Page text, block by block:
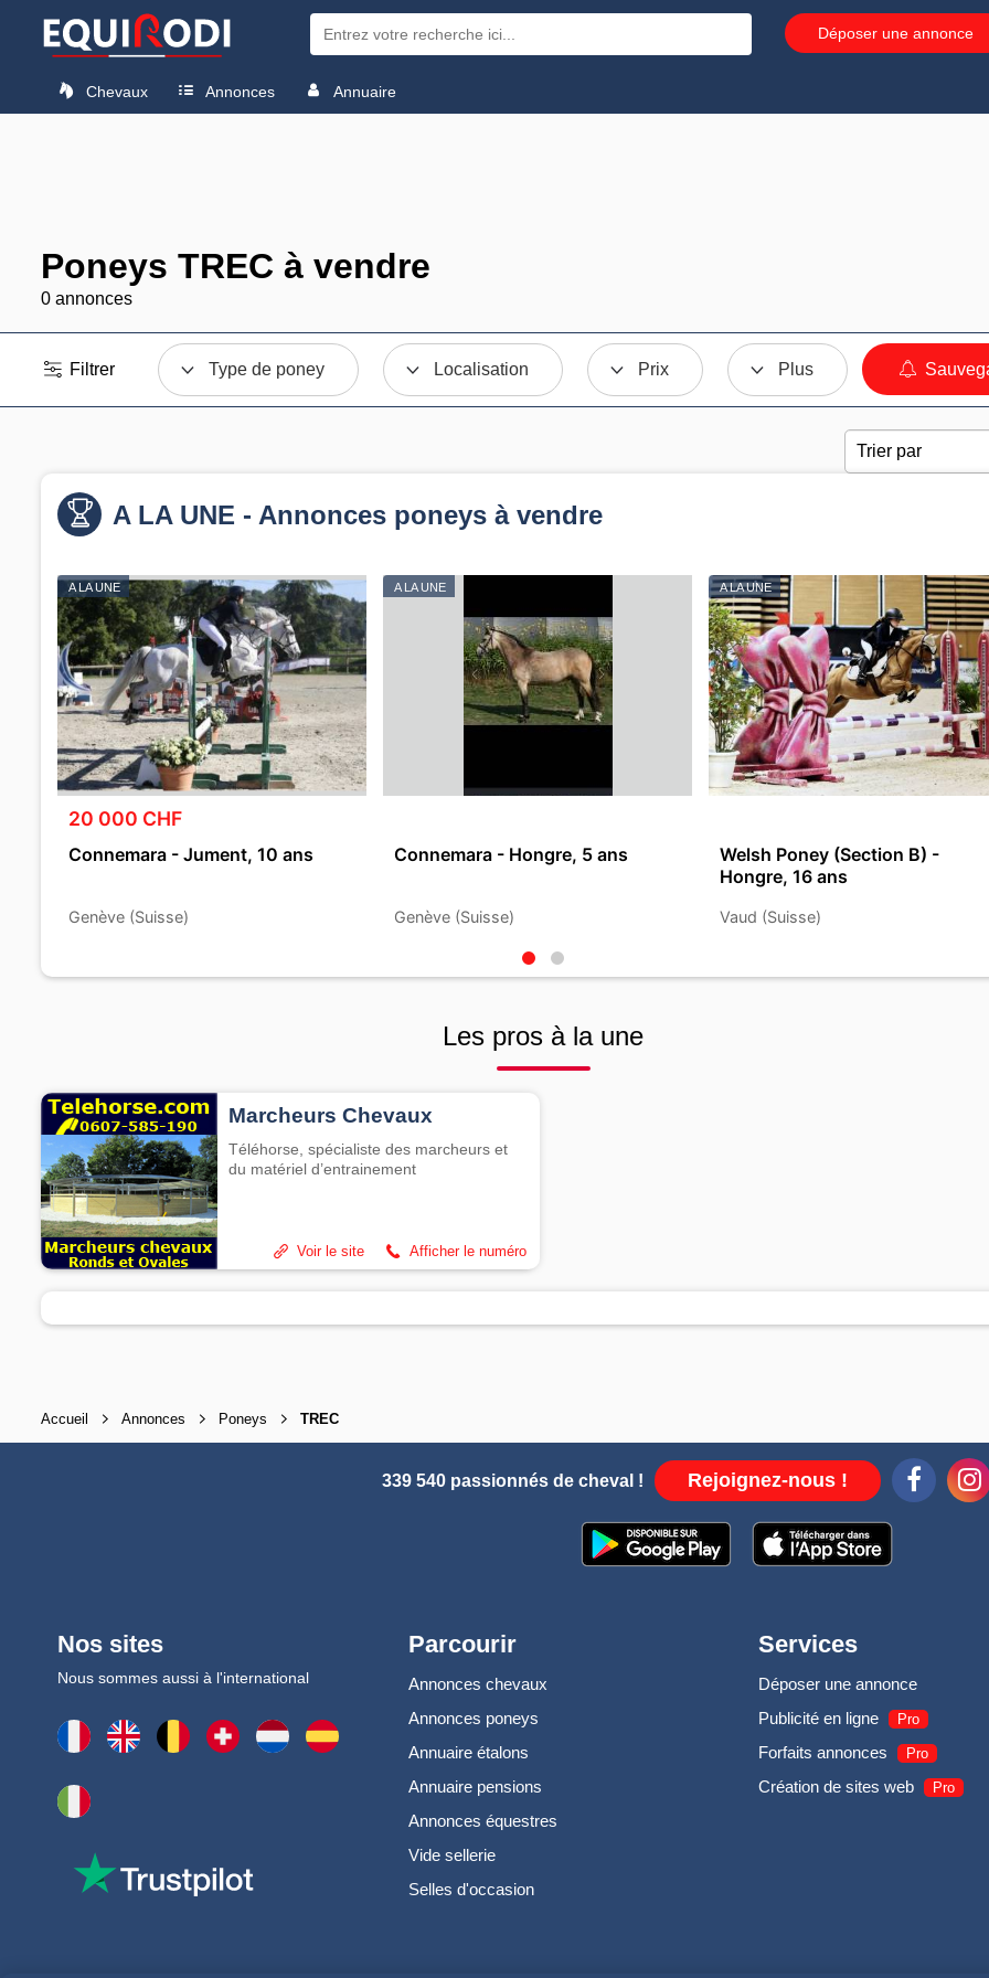
Déposer une annonce
Chevaux Annonces Annuaire
Poneys TREC à vendre
0 annonces
Filtrer Type de poney Localisation Prix Plus
A LA UNE - Annonces poneys à vendre
A LA UNE
20 000 CHF
Connemara - Jument, 10 ans
Genève (Suisse)
A LA UNE
Connemara - Hongre, 5 ans
Genève (Suisse)
A LA UNE
Welsh Poney (Section B) -
Hongre, 16 ans
Vaud (Suisse)
Les pros à la une
Marcheurs Chevaux
Téléhorse, spécialiste des marcheurs et
du matériel d’entrainement
Afficher le numéro
Voir le site
Accueil Annonces Poneys TREC
339 540 passionnés de cheval ! Rejoignez-nous !
Nos sites
Nous sommes aussi à l'international
Parcourir
Annonces chevaux
Annonces poneys
Annuaire étalons
Annuaire pensions
Annonces équestres
Vide sellerie
Selles d'occasion
Services
Déposer une annonce
Publicité en ligne
Pro
Forfaits annonces Pro
Création de sites web Pro